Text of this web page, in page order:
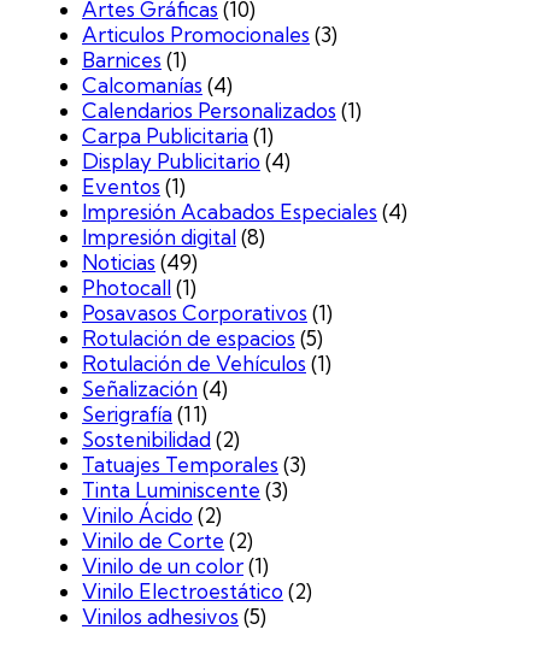
Artes Gráficas (10)
Articulos Promocionales (3)
Barnices (1)
Calcomanías (4)
Calendarios Personalizados (1)
Carpa Publicitaria(1)
Display Publicitario (4)
Eventos (1)
Impresión Acabados Especiales (4)
Impresión digital(8)
Noticias (49)
Photocall(1)
Posavasos Corporativos (1)
Rotulación de espacios (5)
Rotulación de Vehículos (1)
Señalización(4)
Serigrafía(11)
Sostenibilidad(2)
Tatuajes Temporales (3)
Tinta Luminiscente (3)
Vinilo Ácido (2)
Vinilo de Corte (2)
Vinilo de un color(1)
Vinilo Electroestático (2)
Vinilos adhesivos (5)